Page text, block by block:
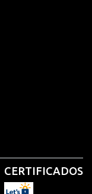
CERTIFICADOS